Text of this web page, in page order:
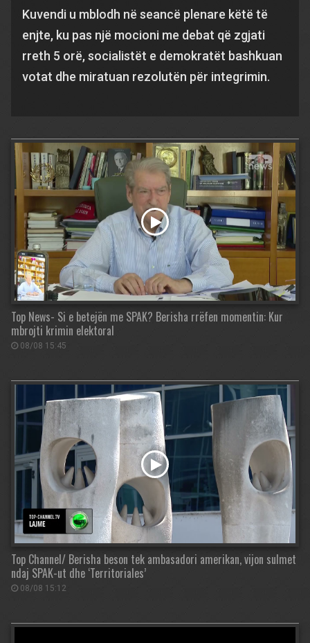
Kuvendi u mblodh në seancë plenare këtë të
enjte, ku pas një mocioni me debat që zgjati
rreth 5 orë, socialistët e demokratët bashkuan
votat dhe miratuan rezolutën për integrimin.
Top News- Si e betejën me SPAK? Berisha rrëfen momentin: Kur
mbrojti krimin elektoral
08/08 15:45
Top Channel/ Berisha beson tek ambasadori amerikan, vijon sulmet
ndaj SPAK-ut dhe ‘Territoriales’
08/08 15:12